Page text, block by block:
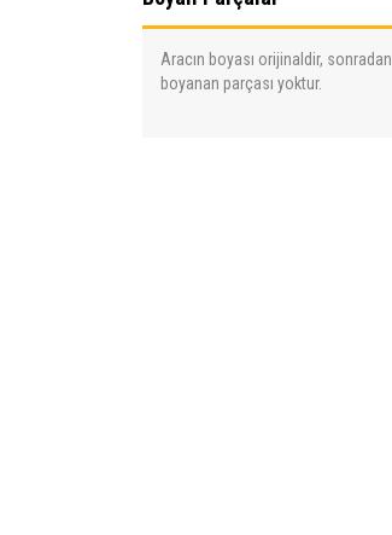
Aracın boyası orijinaldir, sonradan
boyanan parçası yoktur.